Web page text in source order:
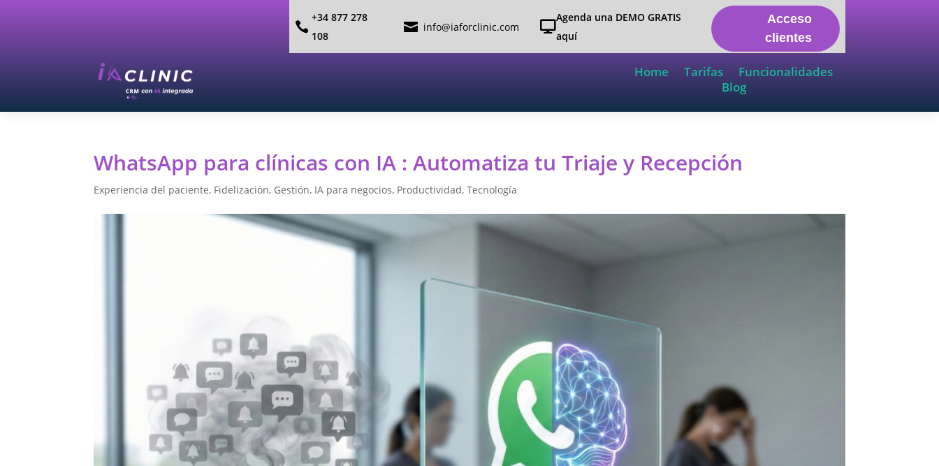

+34 877 278
108
 info@iaforclinic.com 
Agenda una DEMO GRATIS
aquí
Acceso
clientes
Home Tarifas
Funcionalidades
Blog
WhatsApp para clínicas con IA : Automatiza tu Triaje y Recepción
Experiencia del paciente, Fidelización, Gestión, IA para negocios, Productividad,Tecnología